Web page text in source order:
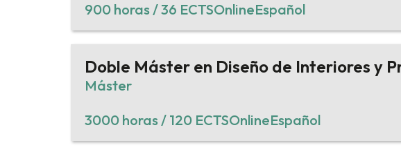
900 horas / 36 ECTSOnlineEspañol
Doble Máster en Diseño de Interiores y
Máster
3000 horas / 120 ECTSOnlineEspañol